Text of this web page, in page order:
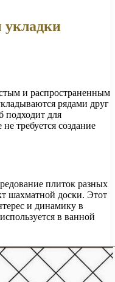
и распространенным
рядами друг
подходит для
требуется создание
плиток разных
шахматной доски. Этот
и динамику в
в ванной